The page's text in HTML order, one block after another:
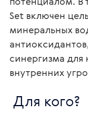
Set включен
минеральных
синергизма
внутренних
Для кого?